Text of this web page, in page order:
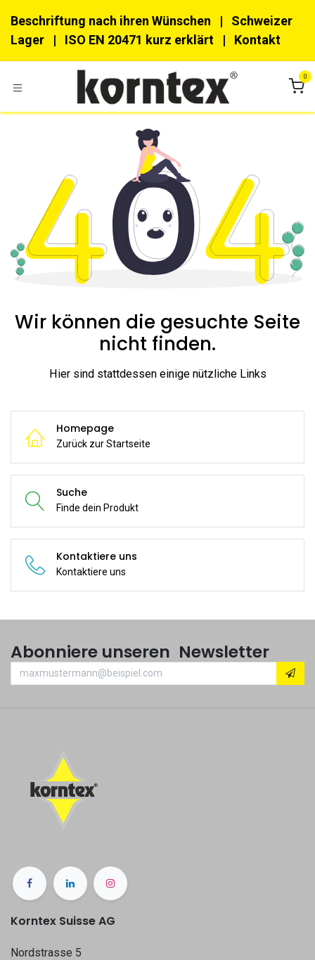
Beschriftung nach ihren Wünschen | Schweizer
Lager | ISO EN 20471 kurz erklärt | Kon​​takt
0
Wir können die gesuchte Seite
nicht finden.
Hier sind stattdessen einige nützliche Links
Homepage
Zurück zur Startseite
Suche
Finde dein Produkt
Kontaktiere uns
Kontaktiere uns
Abonniere unseren Newsletter
Korntex Suisse AG
Nordstrasse 5